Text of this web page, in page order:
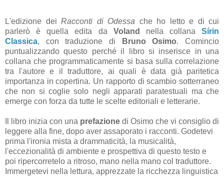
L'edizione dei Racconti di Odessa che ho letto e di cui
parlerò è quella edita da Voland nella collana Sírin
Classica, con traduzione di Bruno Osimo. Comincio
puntualizzando questo perché il libro si inserisce in una
collana che programmaticamente si basa sulla correlazione
tra l'autore e il traduttore, ai quali è data già paritetica
importanza in copertina. Un rapporto di scambio sotterraneo
che non si coglie solo negli apparati paratestuali ma che
emerge con forza da tutte le scelte editoriali e letterarie.
Il libro inizia con una prefazione di Osimo che vi consiglio di
leggere alla fine, dopo aver assaporato i racconti. Godetevi
prima l'ironia mista a drammaticità, la musicalità,
l'eccezionalità di ambiente e prospettiva di questo testo e
poi ripercorretelo a ritroso, mano nella mano col traduttore.
Immergetevi nella lettura, apprezzate la ricchezza linguistica